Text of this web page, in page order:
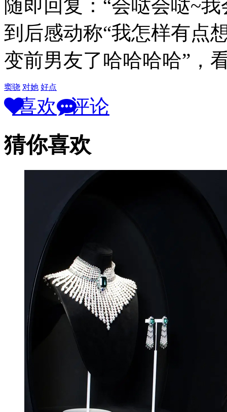
随即回复：“会哒会哒~
到后感动称“我怎样有点
变前男友了哈哈哈哈”，
窦骁 对她 好点
喜欢 评论
猜你喜欢